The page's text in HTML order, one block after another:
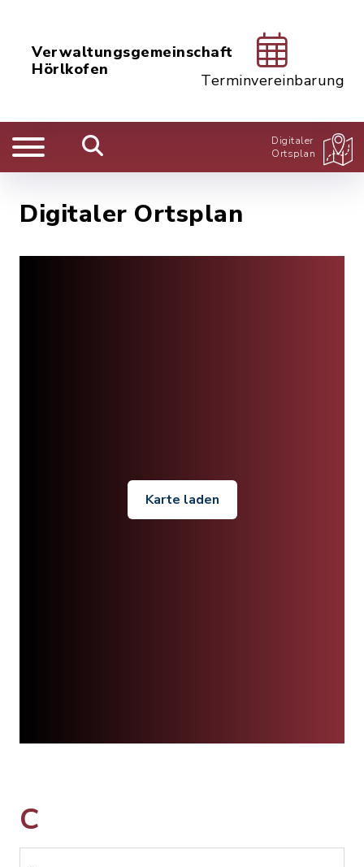
Verwaltungsgemeinschaft
Hörlkofen
Terminvereinbarung
Digitaler
Ortsplan
Digitaler Ortsplan
Karte laden
C